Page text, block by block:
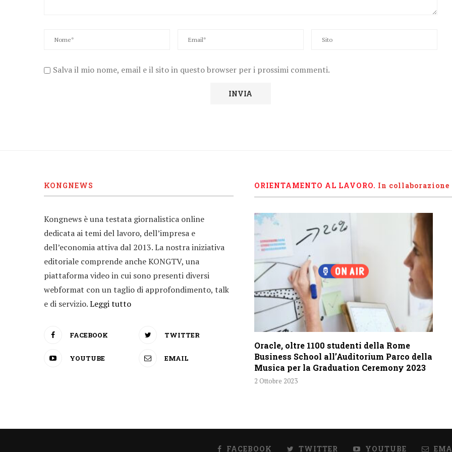
Salva il mio nome, email e il sito in questo browser per i prossimi commenti.
KONGNEWS
Kongnews è una testata giornalistica online
dedicata ai temi del lavoro, dell’impresa e
dell’economia attiva dal 2013. La nostra iniziativa
editoriale comprende anche KONGTV, una
piattaforma video in cui sono presenti diversi
webformat con un taglio di approfondimento, talk
e di servizio.Leggi tutto
FACEBOOK TWITTER
YOUTUBE EMAIL
ORIENTAMENTO AL LAVORO. In collaborazione
Oracle, oltre 1100 studenti della Rome
Business School all’Auditorium Parco della
Musica per la Graduation Ceremony 2023
2 Ottobre 2023
FACEBOOK TWITTER YOUTUBE